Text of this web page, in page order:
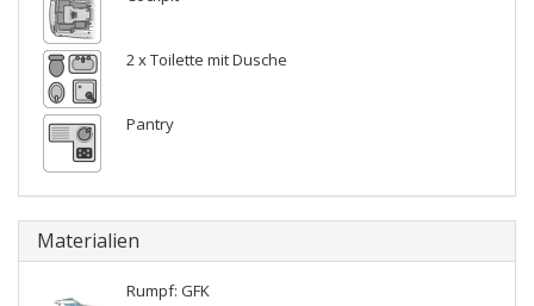
2 x Toilette mit Dusche
Pantry
Materialien
Rumpf: GFK